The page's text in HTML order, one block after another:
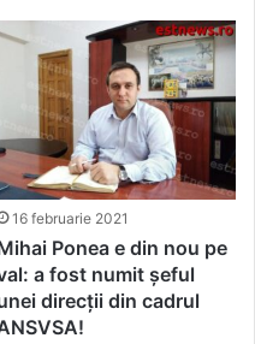
16 februarie 2021
Ponea e din nou pe
a fost numit șeful
direcții din cadrul